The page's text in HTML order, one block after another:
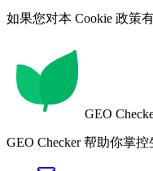
如果您对本 Cookie 政策
GEO
GEO Checker 帮助你掌